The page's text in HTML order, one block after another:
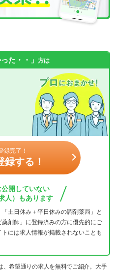
た・・」 方は
録完了！
録する！
開していない
人）もあります
土日休み＋平日休みの調剤薬局」と
剤師」に登録済みの方に優先的にご
には求人情報が掲載されないことも
希望通りの求人を無料でご紹介。大手